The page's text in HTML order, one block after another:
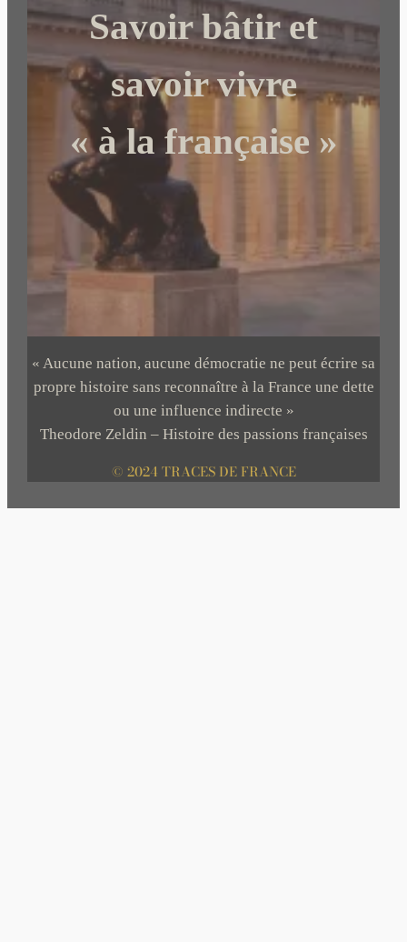
h
r
Savoir bâtir et
savoir vivre
« à la française »
« Aucune nation, aucune démocratie ne peut écrire sa
propre histoire sans reconnaître à la France une dette
ou une influence indirecte »
Theodore Zeldin – Histoire des passions françaises
© 2024 TRACES DE FRANCE